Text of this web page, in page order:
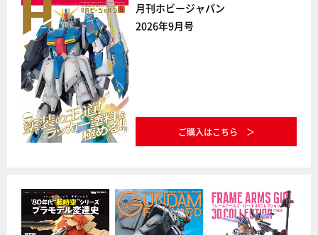
月刊ホビージャパン
2026年9月号
ご購入はこちら